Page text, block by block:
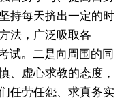
持每天挤出一定的时
法，广泛吸取各
试。二是向周围的同
、虚心求教的态度，
任劳任怨、求真务实